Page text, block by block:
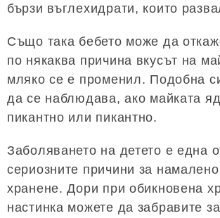
бързи въглехидрати, които
Също така бебето може да
по някаква причина вкусът на
мляко се е променил. Подобна
да се наблюдава, ако майката
пикантно или пикантно.
Заболяването на детето е една
сериозните причини за
хранене. Дори при обикновена
настинка можете да забравите